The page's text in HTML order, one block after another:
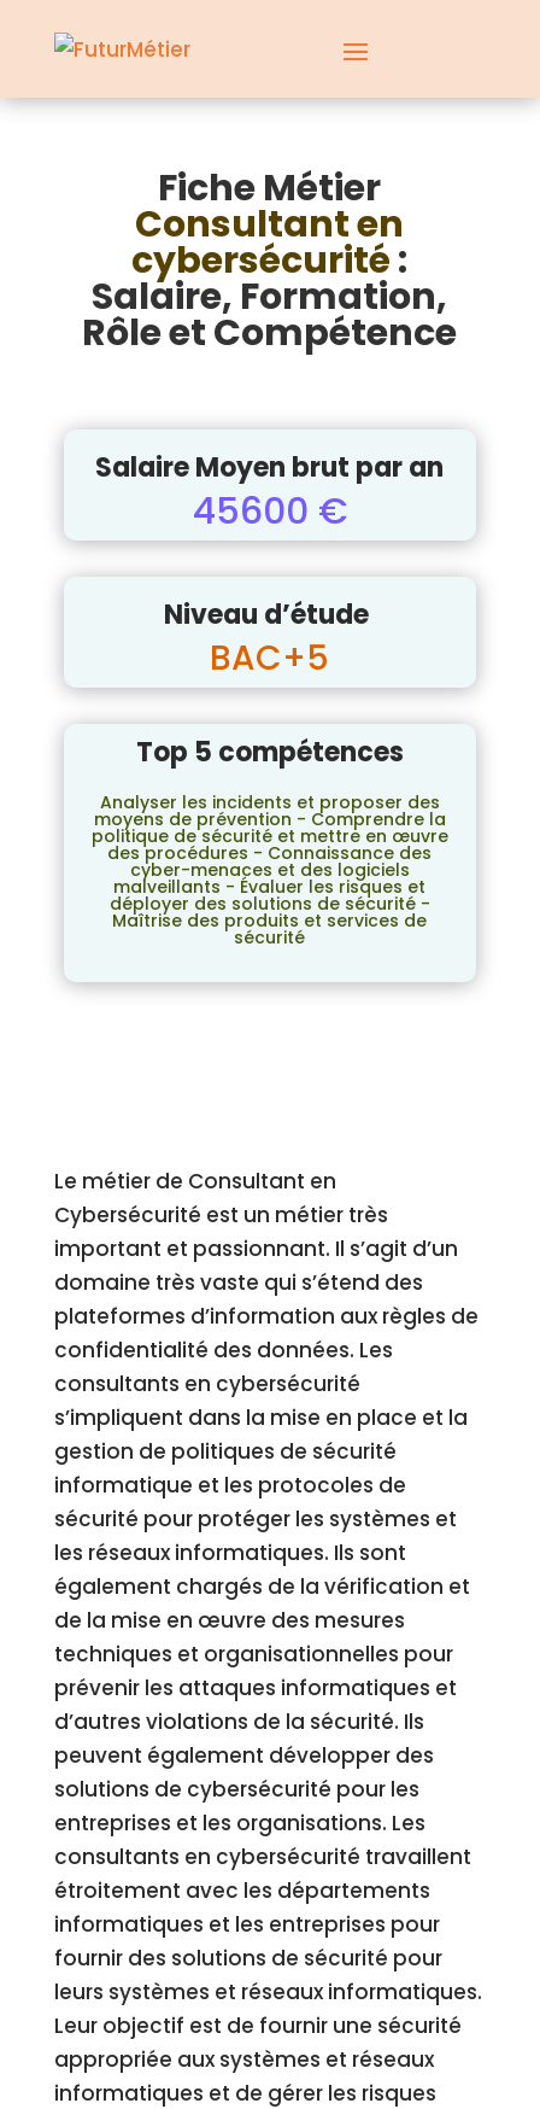
Fiche Métier
Consultant en
cybersécurité:
Salaire, Formation,
Rôle et Compétence
Salaire Moyen brut par an
45600 €
Niveau d’étude
BAC+5
Top 5 compétences
Analyser les incidents et proposer des
moyens de prévention - Comprendre la
politique de sécurité et mettre en œuvre
des procédures - Connaissance des
cyber-menaces et des logiciels
malveillants - Évaluer les risques et
déployer des solutions de sécurité -
Maîtrise des produits et services de
sécurité
Le métier de Consultant en
Cybersécurité est un métier très
important et passionnant. Il s’agit d’un
domaine très vaste qui s’étend des
plateformes d’information aux règles de
confidentialité des données. Les
consultants en cybersécurité
s’impliquent dans la mise en place et la
gestion de politiques de sécurité
informatique et les protocoles de
sécurité pour protéger les systèmes et
les réseaux informatiques. Ils sont
également chargés de la vérification et
de la mise en œuvre des mesures
techniques et organisationnelles pour
prévenir les attaques informatiques et
d’autres violations de la sécurité. Ils
peuvent également développer des
solutions de cybersécurité pour les
entreprises et les organisations. Les
consultants en cybersécurité travaillent
étroitement avec les départements
informatiques et les entreprises pour
fournir des solutions de sécurité pour
leurs systèmes et réseaux informatiques.
Leur objectif est de fournir une sécurité
appropriée aux systèmes et réseaux
informatiques et de gérer les risques